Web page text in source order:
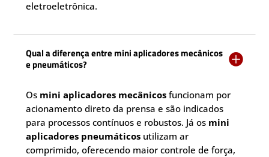
eletroeletrônica.
Qual a diferença entre mini aplicadores mecânicos
e pneumáticos?

Os mini aplicadores mecânicos funcionam por
acionamento direto da prensa e são indicados
para processos contínuos e robustos. Já os mini
aplicadores pneumáticos utilizam ar
comprimido, oferecendo maior controle de força,